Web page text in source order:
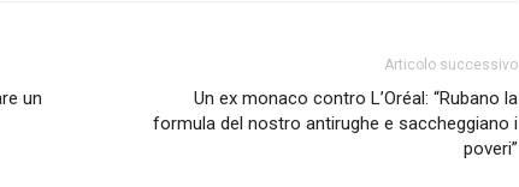
un
Articolo successivo
Un ex monaco contro L’Oréal: “Rubano la
formula del nostro antirughe e saccheggiano i
poveri”